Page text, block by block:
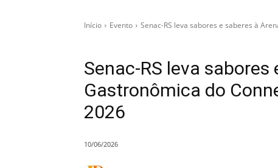
Início Evento Senac-RS leva sabores e saberes à
Senac-RS leva sabores
Gastronômica do
2026
10/06/2026